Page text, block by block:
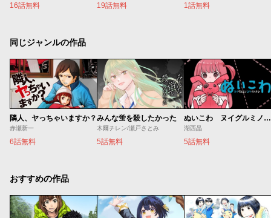
16話無料 19話無料 1話無料
同じジャンルの作品
隣人、ヤっちゃいますか？
赤瀬新一
6話無料
みんな蛍を殺したかった
木爾チレン/瀬戸さとみ
5話無料
ぬいこわ ヌイグルミノコワイハナシ
湖西晶
5話無料
おすすめの作品